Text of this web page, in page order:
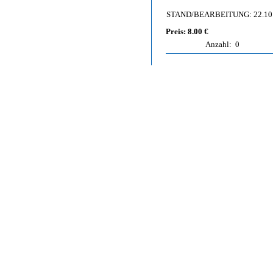
STAND/BEARBEITUNG:
Preis: 8.00 €
Anzahl: 0